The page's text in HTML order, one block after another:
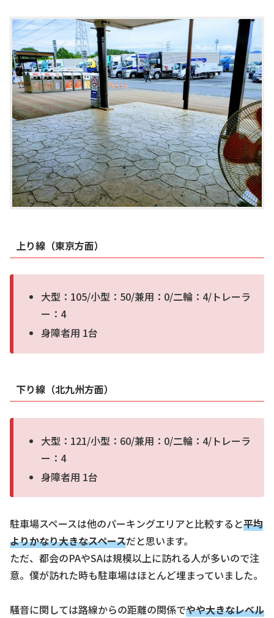
上り線（東京方面）
大型：105/小型：50/兼用：0/二輪：4/トレーラ
ー：4
身障者用 1台
下り線（北九州方面）
大型：121/小型：60/兼用：0/二輪：4/トレーラ
ー：4
身障者用 1台
駐車場スペースは他のパーキングエリアと比較すると平均
よりかなり大きなスペースだと思います。
ただ、都会のPAやSAは規模以上に訪れる人が多いので注
意。僕が訪れた時も駐車場はほとんど埋まっていました。
騒音に関しては路線からの距離の関係でやや大きなレベル